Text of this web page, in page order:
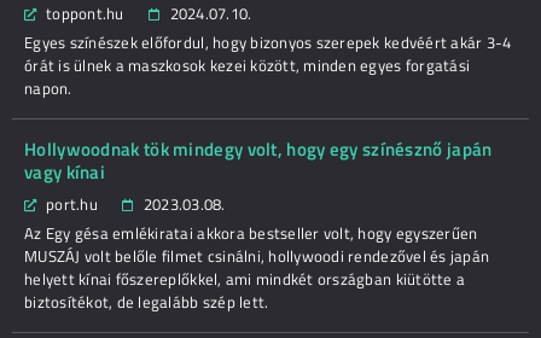
toppont.hu
2024.07.10.
Egyes színészek előfordul, hogy bizonyos szerepek kedvéért akár 3-4
órát is ülnek a maszkosok kezei között, minden egyes forgatási
napon.
Hollywoodnak tök mindegy volt, hogy egy színésznő japán
vagy kínai
port.hu
2023.03.08.
Az Egy gésa emlékiratai akkora bestseller volt, hogy egyszerűen
MUSZÁJ volt belőle filmet csinálni, hollywoodi rendezővel és japán
helyett kínai főszereplőkkel, ami mindkét országban kiütötte a
biztosítékot, de legalább szép lett.